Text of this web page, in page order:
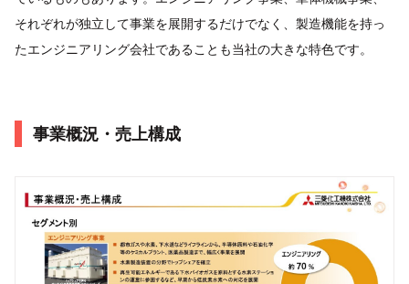
それぞれが独立して事業を展開するだけでなく、製造機能を持っ
たエンジニアリング会社であることも当社の大きな特色です。
事業概況・売上構成